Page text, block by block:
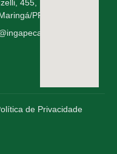
455,
PR
de Privacidade